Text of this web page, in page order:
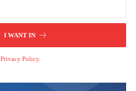
I WANT IN
Privacy Policy.